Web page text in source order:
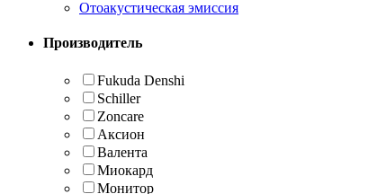
Отоакустическая эмиссия
Производитель
Fukuda Denshi
Schiller
Zoncare
Аксион
Валента
Миокард
Монитор